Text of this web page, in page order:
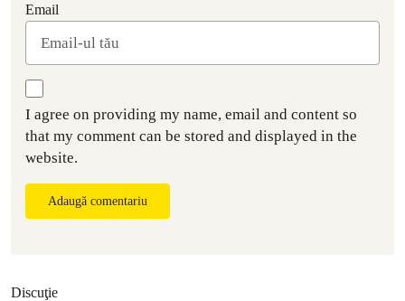
Email
I agree on providing my name, email and content so
that my comment can be stored and displayed in the
website.
Adaugă comentariu
Discuţie